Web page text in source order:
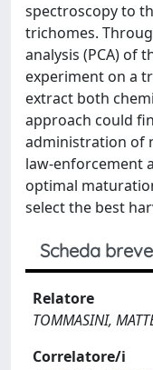
spectroscopy to
trichomes.
analysis (PCA) of
experiment on a
extract both
approach could
administration of
law-enforcement
optimal
select the best
Scheda breve
Relatore
TOMMASINI,
Correlatore/i